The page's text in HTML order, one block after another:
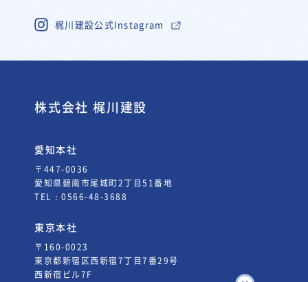
梶川建設公式Instagram
株式会社 梶川建設
愛知本社
〒447-0036
愛知県碧南市尾城町2丁目51番地
TEL： 0566-48-3688
東京本社
〒160-0023
東京都新宿区西新宿7丁目7番29号
西新宿ビル7F